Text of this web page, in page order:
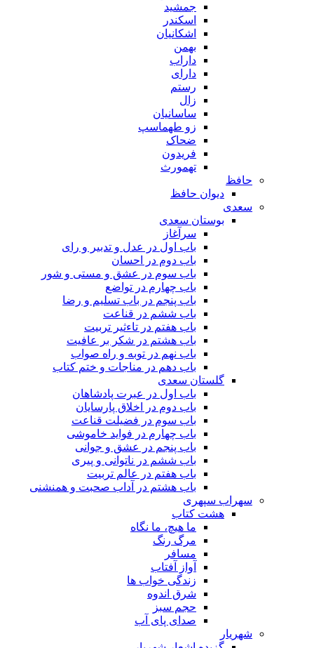
جمشید
اسکندر
اشکانیان
بهمن
داراب
دارای
رستم
زال
ساسانیان
زو طهماسپ‏
ضحاک
فریدون
تهمورث
حافظ
دیوان حافظ
سعدی
بوستان سعدی
سرآغاز
باب اول در عدل و تدبیر و رای
باب دوم در احسان
باب سوم در عشق و مستی و شور
باب چهارم در تواضع
باب پنجم در باب تسلیم و رضا
باب ششم در قناعت
باب هفتم در تاءثیر تربیت
باب هشتم در شکر بر عافیت
باب نهم در توبه و راه صواب
باب دهم در مناجات و ختم کتاب
گلستان سعدی
باب اول در عبرت پادشاهان
باب دوم در اخلاق پارسایان
باب سوم در فضیلت قناعت
باب چهارم در فواید خاموشى
باب پنجم در عشق و جوانى
باب ششم در ناتوانى و پیرى
باب هفتم در عالم تربیت
باب هشتم در آداب صحبت و همنشنى
سهراب سپهری
هشت کتاب
ما هیچ، ما نگاه
مرگ رنگ
مسافر
آواز آفتاب
زندگی خواب ها
شرق اندوه
حجم سبز
صدای پای آب
شهریار